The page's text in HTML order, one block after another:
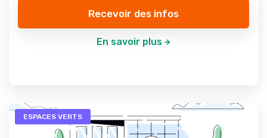
Recevoir des infos
En savoir plus
ESPACES VERTS